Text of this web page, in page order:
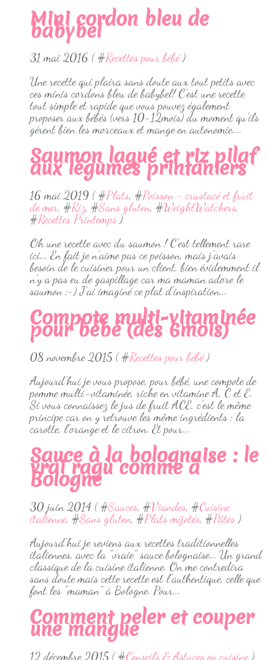
Mini cordon bleu de
babybel
31 mai 2016 ( #Recettes pour bébé)
Une recette qui plaira sans doute aux tout petits avec
ces minis cordons bleu de babybel! C'est une recette
tout simple et rapide que vous pouvez également
proposer aux bébés (vers 10-12mois) du moment qu'ils
gèrent bien les morceaux et mange en autonomie....
Saumon laqué et riz pilaf
aux légumes printaniers
16 mai 2019 ( #Plats, #Poisson - crustacé et fruit
de mer, #Riz, #Sans gluten, #WeightWatchers,
#Recettes Printemps)
Oh une recette avec du saumon ! C'est tellement rare
ici... En fait je n'aime pas ce poisson, mais j'avais
besoin de le cuisiner pour un client, bien évidemment il
n'y a pas eu de gaspillage car ma maman adore le
saumon ;-) J'ai imaginé ce plat d'inspiration...
Compote multi-vitaminée
pour bébé (dès 6mois)
08 novembre 2015 ( #Recettes pour bébé)
Aujourd'hui je vous propose, pour bébé, une compote de
pomme multi-vitaminée, riche en vitamine A, C et E.
Si vous connaissez le jus de fruit ACE, c'est le même
principe car on y retrouve les même ingrédients : la
carotte, l'orange et le citron. Et pour...
Sauce à la bolognaise : le
vrai ragù comme à
Bologne
30 juin 2014 ( #Sauces, #Viandes, #Cuisine
italienne, #Sans gluten, #Plats mijotés, #Pâtes)
Aujourd'hui je reviens aux recettes traditionnelles
italiennes, avec la "vraie" sauce bolognaise... Un grand
classique de la cuisine italienne. On me contredira
sans doute mais cette recette est l'authentique, celle que
font les "maman" à Bologne. Pour...
Comment peler et couper
une mangue
12 décembre 2015 ( #Conseils & Astuces en cuisine)